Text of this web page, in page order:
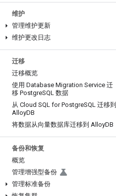
维护
管理维护更新
维护更改日志
迁移
迁移概览
使用 Database Migration Service 迁
移 PostgreSQL 数据
从 Cloud SQL for PostgreSQL 迁移到
AlloyDB
将数据从向量数据库迁移到 AlloyDB
备份和恢复
概览
管理增强型备份
管理标准备份